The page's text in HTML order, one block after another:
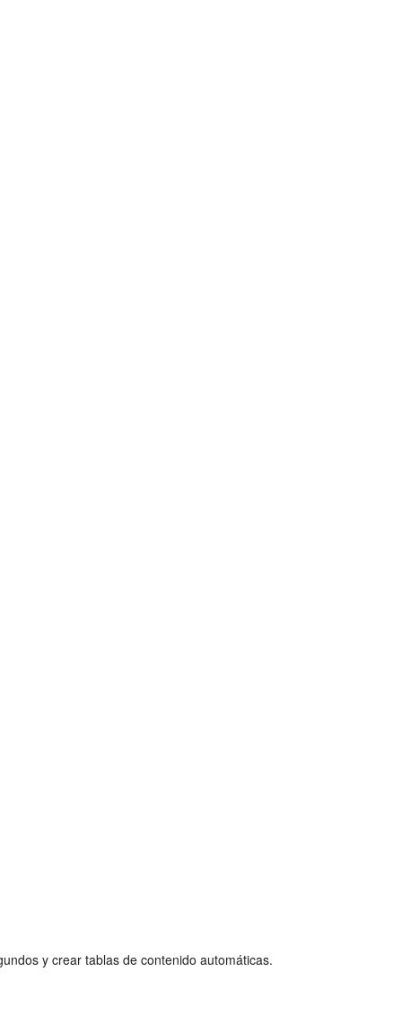
y crear tablas de contenido automáticas.